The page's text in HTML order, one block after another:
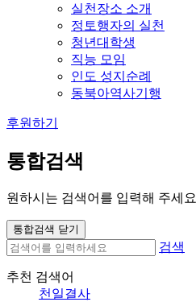
실천장소 소개
정토행자의 실천
청년대학생
직능 모임
인도 성지순례
동북아역사기행
후원하기
통합검색
원하시는 검색어를 입력해 주세요
통합검색 닫기
검색
추천 검색어
천일결사